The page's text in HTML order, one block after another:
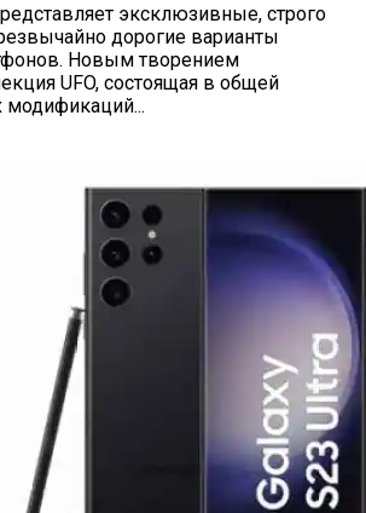
эксклюзивные, строго
дорогие варианты
Новым творением
UFO, состоящая в общей
модификаций...